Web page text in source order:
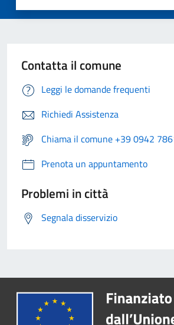
Contatta il comune
Leggi le domande frequenti
Richiedi Assistenza
Chiama il comune +39 0942
Prenota un appuntamento
Problemi in città
Segnala disservizio